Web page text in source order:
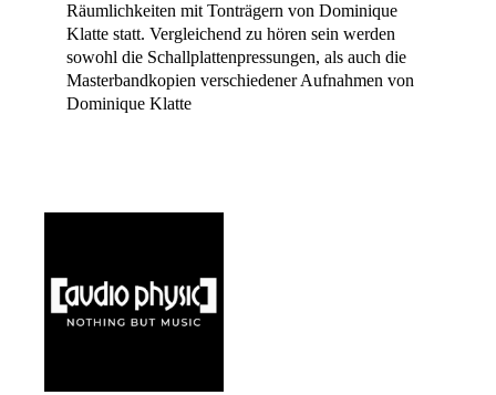
Räumlichkeiten mit Tonträgern von Dominique
Klatte statt. Vergleichend zu hören sein werden
sowohl die Schallplattenpressungen, als auch die
Masterbandkopien verschiedener Aufnahmen von
Dominique Klatte